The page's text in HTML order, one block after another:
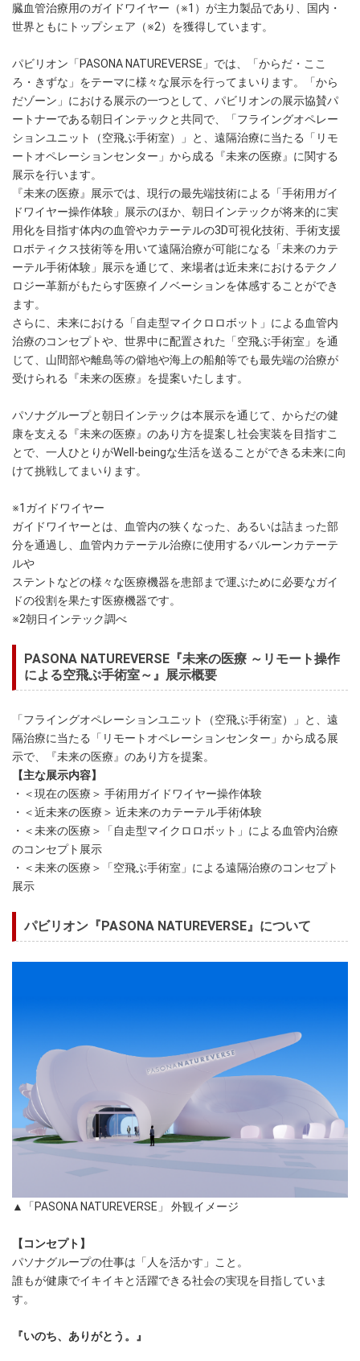
臓血管治療用のガイドワイヤー（※1）が主力製品であり、国内・
世界ともにトップシェア（※2）を獲得しています。
パビリオン「PASONA NATUREVERSE」では、「からだ・ここ
ろ・きずな」をテーマに様々な展示を行ってまいります。「から
だゾーン」における展示の一つとして、パビリオンの展示協賛パ
ートナーである朝日インテックと共同で、「フライングオペレー
ションユニット（空飛ぶ手術室）」と、遠隔治療に当たる「リモ
ートオペレーションセンター」から成る『未来の医療』に関する
展示を行います。
『未来の医療』展示では、現行の最先端技術による「手術用ガイ
ドワイヤー操作体験」展示のほか、朝日インテックが将来的に実
用化を目指す体内の血管やカテーテルの3D可視化技術、手術支援
ロボティクス技術等を用いて遠隔治療が可能になる「未来のカテ
ーテル手術体験」展示を通じて、来場者は近未来におけるテクノ
ロジー革新がもたらす医療イノベーションを体感することができ
ます。
さらに、未来における「自走型マイクロロボット」による血管内
治療のコンセプトや、世界中に配置された「空飛ぶ手術室」を通
じて、山間部や離島等の僻地や海上の船舶等でも最先端の治療が
受けられる『未来の医療』を提案いたします。
パソナグループと朝日インテックは本展示を通じて、からだの健
康を支える『未来の医療』のあり方を提案し社会実装を目指すこ
とで、一人ひとりがWell-beingな生活を送ることができる未来に向
けて挑戦してまいります。
※1ガイドワイヤー
ガイドワイヤーとは、血管内の狭くなった、あるいは詰まった部
分を通過し、血管内カテーテル治療に使用するバルーンカテーテ
ルや
ステントなどの様々な医療機器を患部まで運ぶために必要なガイ
ドの役割を果たす医療機器です。
※2朝日インテック調べ
PASONA NATUREVERSE『未来の医療 ～リモート操作
による空飛ぶ手術室～』展示概要
「フライングオペレーションユニット（空飛ぶ手術室）」と、遠
隔治療に当たる「リモートオペレーションセンター」から成る展
示で、『未来の医療』のあり方を提案。
【主な展示内容】
・＜現在の医療＞ 手術用ガイドワイヤー操作体験
・＜近未来の医療＞ 近未来のカテーテル手術体験
・＜未来の医療＞「自走型マイクロロボット」による血管内治療
のコンセプト展示
・＜未来の医療＞「空飛ぶ手術室」による遠隔治療のコンセプト
展示
パビリオン『PASONA NATUREVERSE』について
▲「PASONA NATUREVERSE」 外観イメージ
【コンセプト】
パソナグループの仕事は「人を活かす」こと。
誰もが健康でイキイキと活躍できる社会の実現を目指していま
す。
『いのち、ありがとう。』